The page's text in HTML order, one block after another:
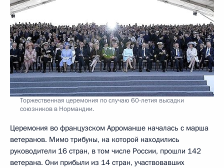
Торжественная церемония по случаю 60-летия высадки
союзников в Нормандии.
Церемония во французском Арроманше началась с марша
ветеранов. Мимо трибуны, на которой находились
руководители 16 стран, в том числе России, прошли 142
ветерана. Они прибыли из 14 стран, участвовавших